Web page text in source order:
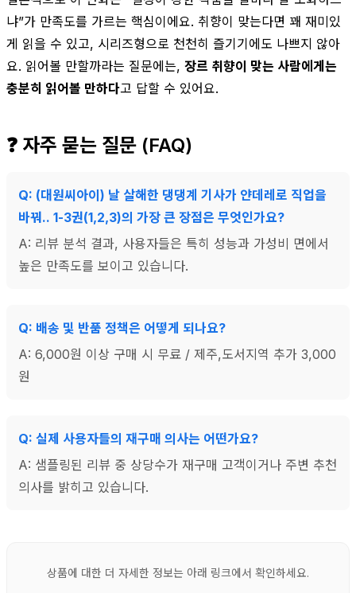
냐”가 만족도를 가르는 핵심이에요. 취향이 맞는다면 꽤 재미있
게 읽을 수 있고, 시리즈형으로 천천히 즐기기에도 나쁘지 않아
요. 읽어볼 만할까라는 질문에는, 장르 취향이 맞는 사람에게는
충분히 읽어볼 만하다고 답할 수 있어요.
❓ 자주 묻는 질문 (FAQ)
Q: (대원씨아이) 날 살해한 댕댕계 기사가 얀데레로 직업을
바꿔.. 1-3권(1,2,3)의 가장 큰 장점은 무엇인가요?
A: 리뷰 분석 결과, 사용자들은 특히 성능과 가성비 면에서
높은 만족도를 보이고 있습니다.
Q: 배송 및 반품 정책은 어떻게 되나요?
A: 6,000원 이상 구매 시 무료 / 제주,도서지역 추가 3,000
원
Q: 실제 사용자들의 재구매 의사는 어떤가요?
A: 샘플링된 리뷰 중 상당수가 재구매 고객이거나 주변 추천
의사를 밝히고 있습니다.
상품에 대한 더 자세한 정보는 아래 링크에서 확인하세요.